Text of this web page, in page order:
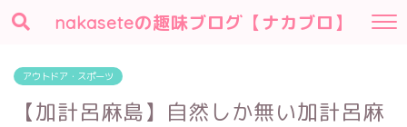
nakaseteの趣味ブログ【ナカブロ】
アウトドア・スポーツ
【加計呂麻島】自然しか無い加計呂麻